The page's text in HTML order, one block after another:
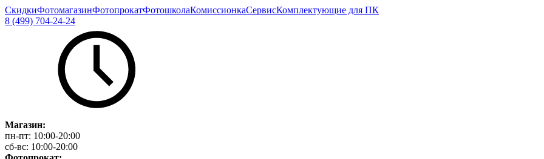
СкидкиФотомагазинФотопрокатФотошколаКомиссионкаСервисКомплектующие для ПК
8 (499) 704-24-24
Магазин:
пн-пт: 10:00-20:00
сб-вс: 10:00-20:00